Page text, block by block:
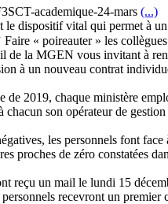
academique-24-mars (...)
le dispositif vital qui permet à
« poireauter » les
de la MGEN vous invitant à
à un nouveau contrat
2019, chaque ministère
son opérateur de
les personnels font
de zéro constatées
reçu un mail le lundi 15
recevront un